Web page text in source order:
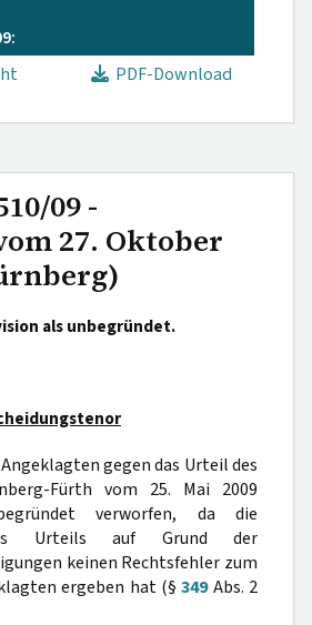
PDF-Download
09 -
27. Oktober
als unbegründet.
gegen das Urteil des
Fürth vom 25. Mai 2009
verworfen, da die
Urteils auf Grund der
keinen Rechtsfehler zum
ergeben hat (§349Abs. 2